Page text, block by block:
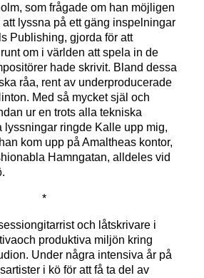
som frågade om han möjligen
lyssna på ett gäng inspelningar
Publishing, gjorda för att
om i världen att spela in de
hade skrivit. Bland dessa
råa, rent av underproducerade
Med så mycket själ och
ur en trots alla tekniska
lyssningar ringde Kalle upp mig,
kom upp på Amaltheas kontor,
Hamngatan, alldeles vid
*
och låtskrivare i
produktiva miljön kring
Under några intensiva år på
i kö för att få ta del av